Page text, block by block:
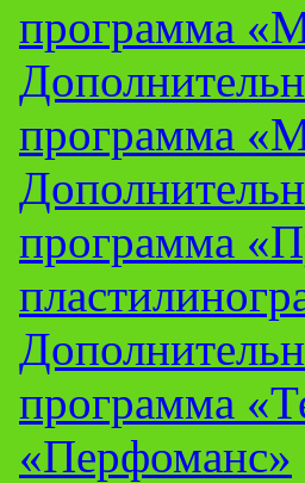
программа
программа
программа
программа
«Перфоманс»